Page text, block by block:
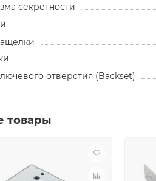
секретности
отверстия (Backset)
товары